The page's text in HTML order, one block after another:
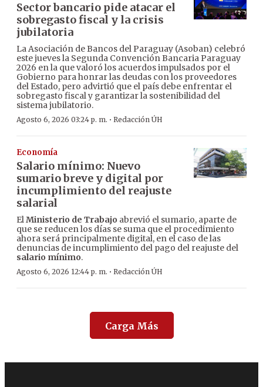
Sector bancario pide atacar el
sobregasto fiscal y la crisis
jubilatoria
La Asociación de Bancos del Paraguay (Asoban) celebró
este jueves la Segunda Convención Bancaria Paraguay
2026 en la que valoró los acuerdos impulsados por el
Gobierno para honrar las deudas con los proveedores
del Estado, pero advirtió que el país debe enfrentar el
sobregasto fiscal y garantizar la sostenibilidad del
sistema jubilatorio.
Agosto 6, 2026 03:24 p. m. · Redacción ÚH
Economía
Salario mínimo: Nuevo
sumario breve y digital por
incumplimiento del reajuste
salarial
ElMinisterio de Trabajo abrevió el sumario, aparte de
que se reducen los días se suma que el procedimiento
ahora será principalmente digital, en el caso de las
denuncias de incumplimiento del pago del reajuste del
salario mínimo.
Agosto 6, 2026 12:44 p. m. · Redacción ÚH
Carga Más